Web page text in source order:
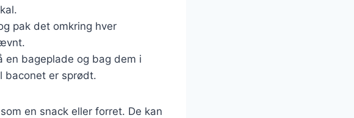
pak det omkring hver
bageplade og bag dem i
baconet er sprødt.
en snack eller forret. De kan